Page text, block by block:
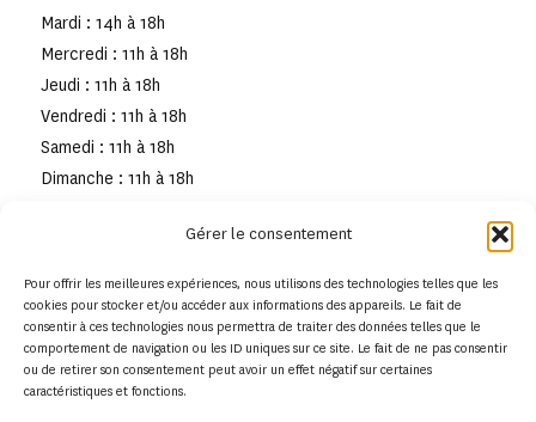
Gérer le consentement
Pour offrir les meilleures expériences, nous utilisons des technologies telles que les
cookies pour stocker et/ou accéder aux informations des appareils. Le fait de
consentir à ces technologies nous permettra de traiter des données telles que le
comportement de navigation ou les ID uniques sur ce site. Le fait de ne pas consentir
ou de retirer son consentement peut avoir un effet négatif sur certaines
caractéristiques et fonctions.
Mardi : 14h à 18h
Mercredi : 11h à 18h
Jeudi : 11h à 18h
Vendredi : 11h à 18h
Samedi : 11h à 18h
Dimanche : 11h à 18h